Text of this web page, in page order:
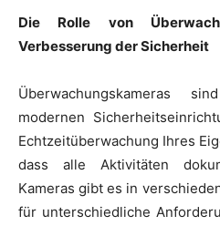
Die Rolle von
Verbesserung der Sicherheit
Überwachungskameras
modernen
Echtzeitüberwachung Ihres
dass alle Aktivitäten
Kameras gibt es in
für unterschiedliche